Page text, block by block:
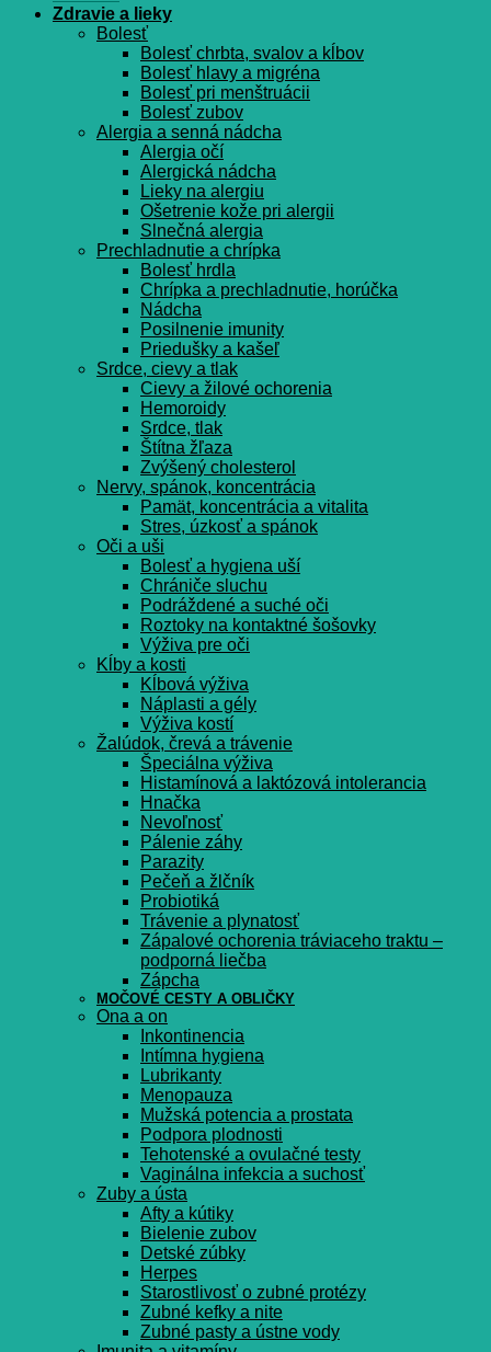
Zdravie a lieky
Bolesť
Bolesť chrbta, svalov a kĺbov
Bolesť hlavy a migréna
Bolesť pri menštruácii
Bolesť zubov
Alergia a senná nádcha
Alergia očí
Alergická nádcha
Lieky na alergiu
Ošetrenie kože pri alergii
Slnečná alergia
Prechladnutie a chrípka
Bolesť hrdla
Chrípka a prechladnutie, horúčka
Nádcha
Posilnenie imunity
Priedušky a kašeľ
Srdce, cievy a tlak
Cievy a žilové ochorenia
Hemoroidy
Srdce, tlak
Štítna žľaza
Zvýšený cholesterol
Nervy, spánok, koncentrácia
Pamät, koncentrácia a vitalita
Stres, úzkosť a spánok
Oči a uši
Bolesť a hygiena uší
Chrániče sluchu
Podráždené a suché oči
Roztoky na kontaktné šošovky
Výživa pre oči
Kĺby a kosti
Kĺbová výživa
Náplasti a gély
Výživa kostí
Žalúdok, črevá a trávenie
Špeciálna výživa
Histamínová a laktózová intolerancia
Hnačka
Nevoľnosť
Pálenie záhy
Parazity
Pečeň a žlčník
Probiotiká
Trávenie a plynatosť
Zápalové ochorenia tráviaceho traktu –
podporná liečba
Zápcha
MOČOVÉ CESTY A OBLIČKY
Ona a on
Inkontinencia
Intímna hygiena
Lubrikanty
Menopauza
Mužská potencia a prostata
Podpora plodnosti
Tehotenské a ovulačné testy
Vaginálna infekcia a suchosť
Zuby a ústa
Afty a kútiky
Bielenie zubov
Detské zúbky
Herpes
Starostlivosť o zubné protézy
Zubné kefky a nite
Zubné pasty a ústne vody